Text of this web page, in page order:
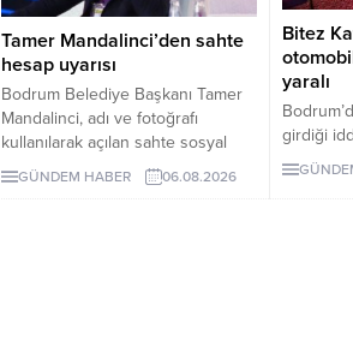
Tamer Mandalinci’den sahte
hesap uyarısı
Bodrum Belediye Başkanı Tamer
Mandalinci, adı ve fotoğrafı
kullanılarak açılan sahte sosyal
medya hesaplarına karşı uyarıda
bulundu. Mandalinci, tek resmî
GÜNDEM HABER 06.08.2026
Bitez
yaralı
girdiği